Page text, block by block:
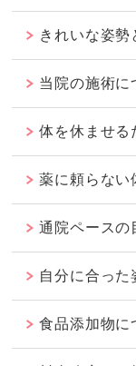
きれいな姿勢
当院の施術に
体を休ませる
薬に頼らない
通院ペースの
自分に合った
食品添加物に